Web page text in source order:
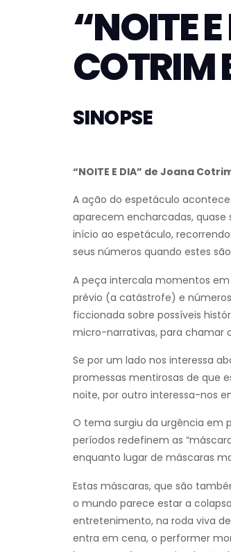
“NOITE
COTRIM
SINOPSE
“NOITE E DIA” de Joana
A ação do espetáculo
aparecem encharcadas,
início ao espetáculo,
seus números quando estes
A peça intercala momentos
prévio (a catástrofe) e
ficcionada sobre possíveis
micro-narrativas, para chamar
Se por um lado nos interessa
promessas mentirosas de que
noite, por outro interessa-nos
O tema surgiu da urgência em
períodos redefinem as
enquanto lugar de máscaras
Estas máscaras, que são
o mundo parece estar a
entretenimento, na roda viva
entra em cena, o performer